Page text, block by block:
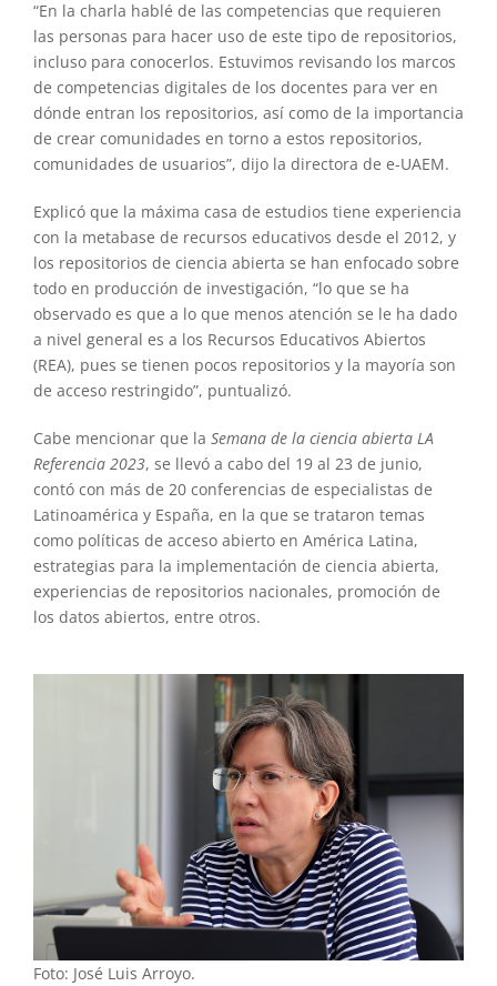
“En la charla hablé de las competencias que requieren
las personas para hacer uso de este tipo de repositorios,
incluso para conocerlos. Estuvimos revisando los marcos
de competencias digitales de los docentes para ver en
dónde entran los repositorios, así como de la importancia
de crear comunidades en torno a estos repositorios,
comunidades de usuarios”, dijo la directora de e-UAEM.
Explicó que la máxima casa de estudios tiene experiencia
con la metabase de recursos educativos desde el 2012, y
los repositorios de ciencia abierta se han enfocado sobre
todo en producción de investigación, “lo que se ha
observado es que a lo que menos atención se le ha dado
a nivel general es a los Recursos Educativos Abiertos
(REA), pues se tienen pocos repositorios y la mayoría son
de acceso restringido”, puntualizó.
Cabe mencionar que la Semana de la ciencia abierta LA
Referencia 2023, se llevó a cabo del 19 al 23 de junio,
contó con más de 20 conferencias de especialistas de
Latinoamérica y España, en la que se trataron temas
como políticas de acceso abierto en América Latina,
estrategias para la implementación de ciencia abierta,
experiencias de repositorios nacionales, promoción de
los datos abiertos, entre otros.
Foto: José Luis Arroyo.